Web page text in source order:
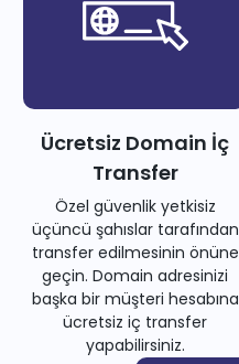
Ücretsiz Domain İç
Transfer
Özel güvenlik yetkisiz
üçüncü şahıslar tarafından
transfer edilmesinin önüne
geçin. Domain adresinizi
başka bir müşteri hesabına
ücretsiz iç transfer
yapabilirsiniz.